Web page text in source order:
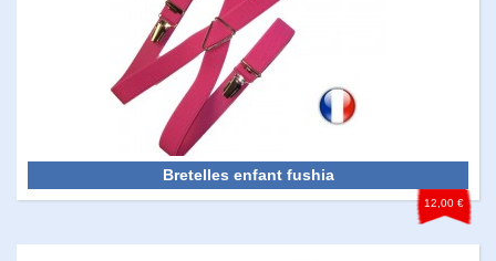
Bretelles enfant fushia
12,00 €